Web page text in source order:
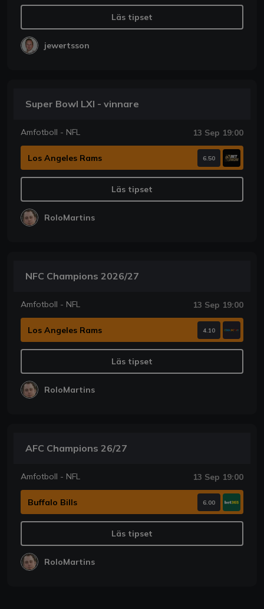
Läs tipset
jewertsson
Super Bowl LXI - vinnare
Amfotboll - NFL 13 Sep 19:00
Los Angeles Rams 6.50
Läs tipset
RoloMartins
NFC Champions 2026/27
Amfotboll - NFL 13 Sep 19:00
Los Angeles Rams 4.10
Läs tipset
RoloMartins
AFC Champions 26/27
Amfotboll - NFL 13 Sep 19:00
Buffalo Bills 6.00
Läs tipset
RoloMartins